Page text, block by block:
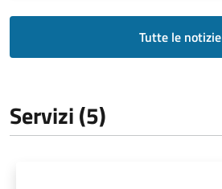
Tutte le notizie
Servizi (5)